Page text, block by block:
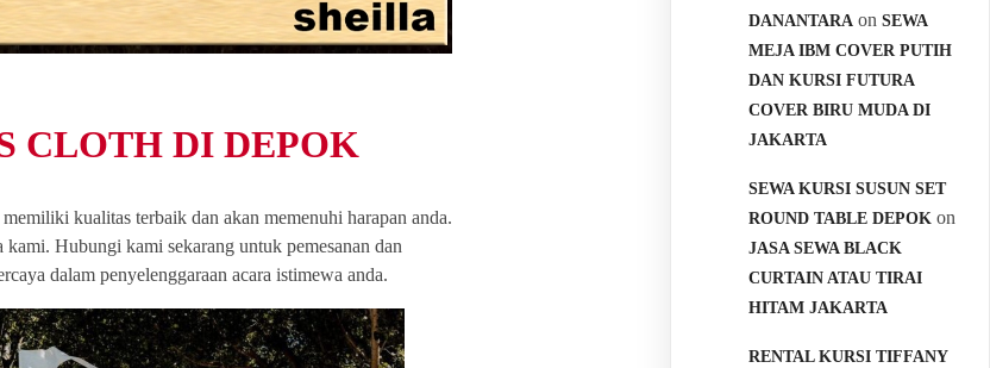
CLOTH DI DEPOK
kualitas terbaik dan akan memenuhi harapan anda.
kami. Hubungi kami sekarang untuk pemesanan dan
dalam penyelenggaraan acara istimewa anda.
DANANTARA onSEWA
MEJA IBM COVER PUTIH
DAN KURSI FUTURA
COVER BIRU MUDA DI
JAKARTA
SEWA KURSI SUSUN SET
ROUND TABLE DEPOK on
JASA SEWA BLACK
CURTAIN ATAU TIRAI
HITAM JAKARTA
RENTAL KURSI TIFFANY